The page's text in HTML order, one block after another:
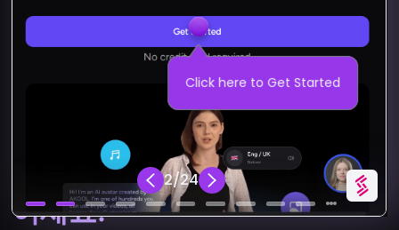
독특한 아바타로 참여도를 높
이세요!